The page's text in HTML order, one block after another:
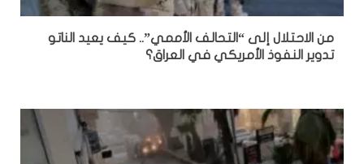
من الاحتلال إلى “التحالف الأممي”.. كيف يعيد الناتو
تدوير النفوذ الأمريكي في العراق؟